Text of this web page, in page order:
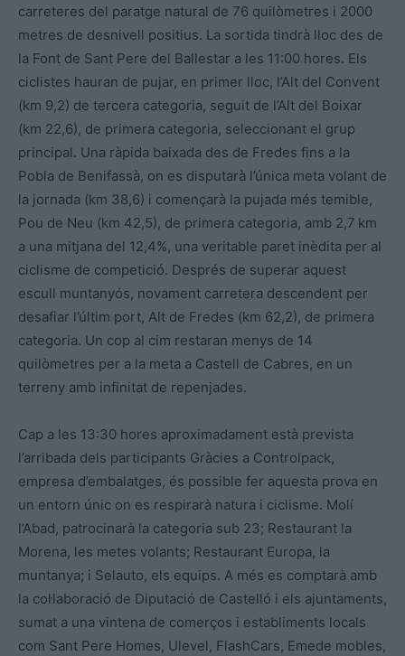
carreteres del paratge natural de 76 quilòmetres i 2000
metres de desnivell positius. La sortida tindrà lloc des de
la Font de Sant Pere del Ballestar a les 11:00 hores. Els
ciclistes hauran de pujar, en primer lloc, l’Alt del Convent
(km 9,2) de tercera categoria, seguit de l’Alt del Boixar
(km 22,6), de primera categoria, seleccionant el grup
principal. Una ràpida baixada des de Fredes fins a la
Pobla de Benifassà, on es disputarà l’única meta volant de
la jornada (km 38,6) i començarà la pujada més temible,
Pou de Neu (km 42,5), de primera categoria, amb 2,7 km
a una mitjana del 12,4%, una veritable paret inèdita per al
ciclisme de competició. Després de superar aquest
escull muntanyós, novament carretera descendent per
desafiar l’últim port, Alt de Fredes (km 62,2), de primera
categoria. Un cop al cim restaran menys de 14
quilòmetres per a la meta a Castell de Cabres, en un
terreny amb infinitat de repenjades.
Cap a les 13:30 hores aproximadament està prevista
l’arribada dels participants Gràcies a Controlpack,
empresa d’embalatges, és possible fer aquesta prova en
un entorn únic on es respirarà natura i ciclisme. Molí
l’Abad, patrocinarà la categoria sub 23; Restaurant la
Morena, les metes volants; Restaurant Europa, la
muntanya; i Selauto, els equips. A més es comptarà amb
la col·laboració de Diputació de Castelló i els ajuntaments,
sumat a una vintena de comerços i establiments locals
com Sant Pere Homes, Ulevel, FlashCars, Emede mobles,